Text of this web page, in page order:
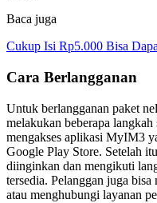
Baca juga
Cukup Isi Rp5.000 Bisa
Cara Berlangganan
Untuk berlangganan paket
melakukan beberapa langkah
mengakses aplikasi MyIM3
Google Play Store. Setelah
diinginkan dan mengikuti
tersedia. Pelanggan juga
atau menghubungi layanan